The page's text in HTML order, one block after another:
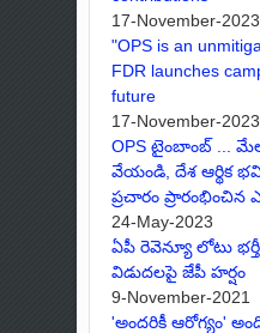
17-November-2023
"OPS is an
FDR launches
future
17-November-2023
OPS టైంబాంబ్ ...
వేయండి, దేశ ఆర్థిక
ప్రచారం ప్రారంభించిన
24-May-2023
ఏపీ రెవెన్యూ లోటు
విడుదలపై జేపీ హర్షం
9-November-2021
'అందరికీ ఆరోగ్యం'